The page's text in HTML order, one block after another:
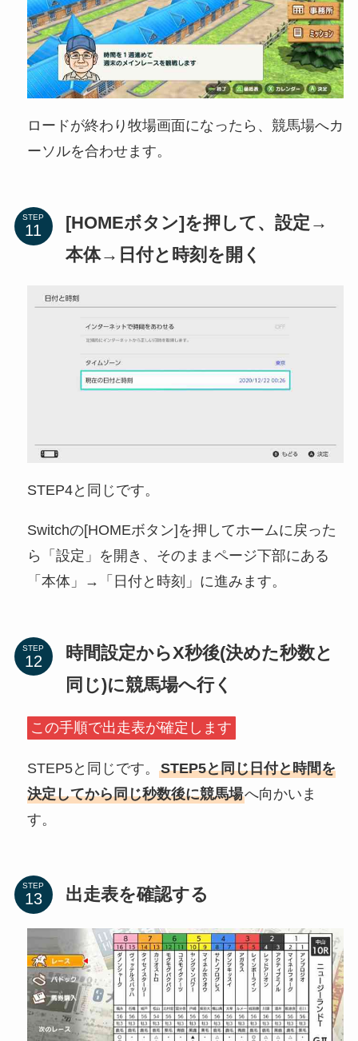
ロードが終わり牧場画面になったら、競馬場へカ
ーソルを合わせます。
STEP
[HOMEボタン]を押して、設定→
本体→日付と時刻を開く
STEP4と同じです。
Switchの[HOMEボタン]を押してホームに戻った
ら「設定」を開き、そのままページ下部にある
「本体」→「日付と時刻」に進みます。
STEP
時間設定からX秒後(決めた秒数と
同じ)に競馬場へ行く
この手順で出走表が確定します
STEP5と同じです。 STEP5と同じ日付と時間を
決定してから同じ秒数後に競馬場へ向かいま
す。
STEP 出走表を確認する